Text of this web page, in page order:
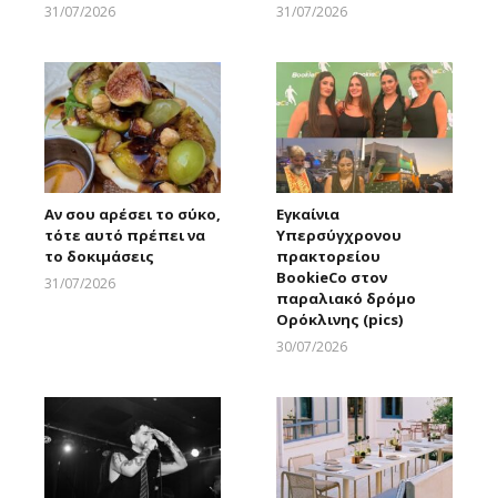
31/07/2026
31/07/2026
Αν σου αρέσει το σύκο,
τότε αυτό πρέπει να
το δοκιμάσεις
31/07/2026
Εγκαίνια
Υπερσύγχρονου
πρακτορείου
BookieCo στον
παραλιακό δρόμο
Ορόκλινης (pics)
30/07/2026